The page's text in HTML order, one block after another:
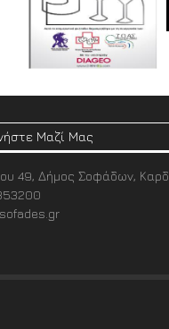
Μαζί Μας
49, Δήμος Σοφάδων,